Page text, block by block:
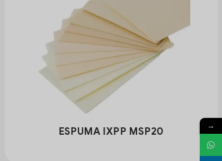
ESPUMA IXPP MSP20 →